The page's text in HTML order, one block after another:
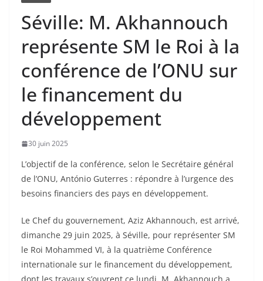
Séville: M. Akhannouch
représente SM le Roi à la
conférence de l’ONU sur
le financement du
développement
30 juin 2025
L’objectif de la conférence, selon le Secrétaire général
de l’ONU, António Guterres : répondre à l’urgence des
besoins financiers des pays en développement.
Le Chef du gouvernement, Aziz Akhannouch, est arrivé,
dimanche 29 juin 2025, à Séville, pour représenter SM
le Roi Mohammed VI, à la quatrième Conférence
internationale sur le financement du développement,